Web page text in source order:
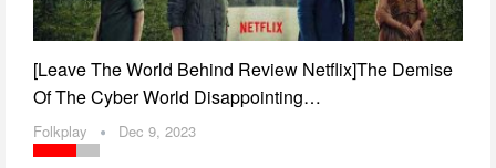
[Leave The World Behind Review Netflix]The Demise
Of The Cyber World Disappointing…
Folkplay Dec 9, 2023